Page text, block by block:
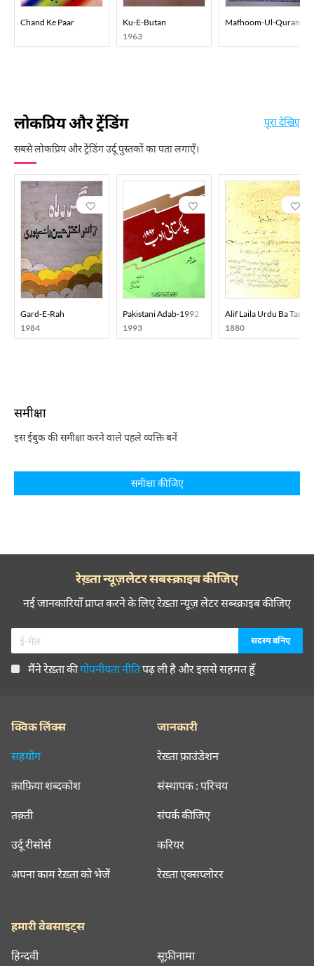
Chand Ke Paar
Ku-E-Butan
1963
Mafhoom-Ul-Quran
लोकप्रिय और ट्रेंडिंग
सबसे लोकप्रिय और ट्रेंडिंग उर्दू पुस्तकों का पता लगाएँ।
पूरा देखिए
Gard-E-Rah
1984
Pakistani Adab-1992
1993
Alif Laila Urdu Ba
1880
समीक्षा
इस ईबुक की समीक्षा करने वाले पहले व्यक्ति बनें
समीक्षा कीजिए
रेख़्ता न्यूज़लेटर सबस्क्राइब कीजिए
नई जानकारियाँ प्राप्त करने के लिए रेख़्ता न्यूज़ लेटर सब्स्क्राइब कीजिए
मैंने रेख़्ता कीगोपनीयता नीतिपढ़ ली है और इससे सहमत हूँ
क्विक लिंक्स
सहयोग
क़ाफ़िया शब्दकोश
तक़्ती
उर्दू रीसोर्स
अपना काम रेख़्ता को भेजें
जानकारी
रेख़्ता फ़ाउंडेशन
संस्थापक : परिचय
संपर्क कीजिए
करियर
रेख़्ता एक्सप्लोरर
हमारी वेबसाइट्स
हिन्दवी सूफ़ीनामा